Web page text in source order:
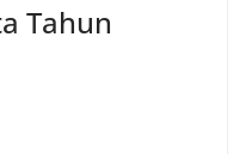
Tahun